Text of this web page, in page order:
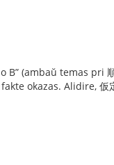
(ambaŭ temas pri
okazas. Alidire, 仮